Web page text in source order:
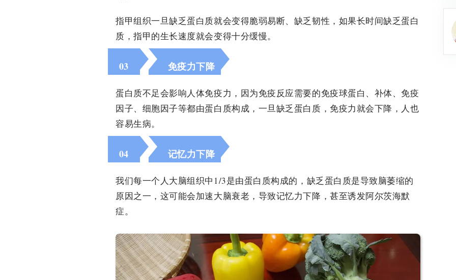
指甲组织一旦缺乏蛋白质就会变得脆弱易断、缺乏韧性，如果长时间缺乏蛋白
质，指甲的生长速度就会变得十分缓慢。
03 免疫力下降
蛋白质不足会影响人体免疫力，因为免疫反应需要的免疫球蛋白、补体、免疫
因子、细胞因子等都由蛋白质构成，一旦缺乏蛋白质，免疫力就会下降，人也
容易生病。
04 记忆力下降
我们每一个人大脑组织中1/3是由蛋白质构成的，缺乏蛋白质是导致脑萎缩的
原因之一，这可能会加速大脑衰老，导致记忆力下降，甚至诱发阿尔茨海默
症。